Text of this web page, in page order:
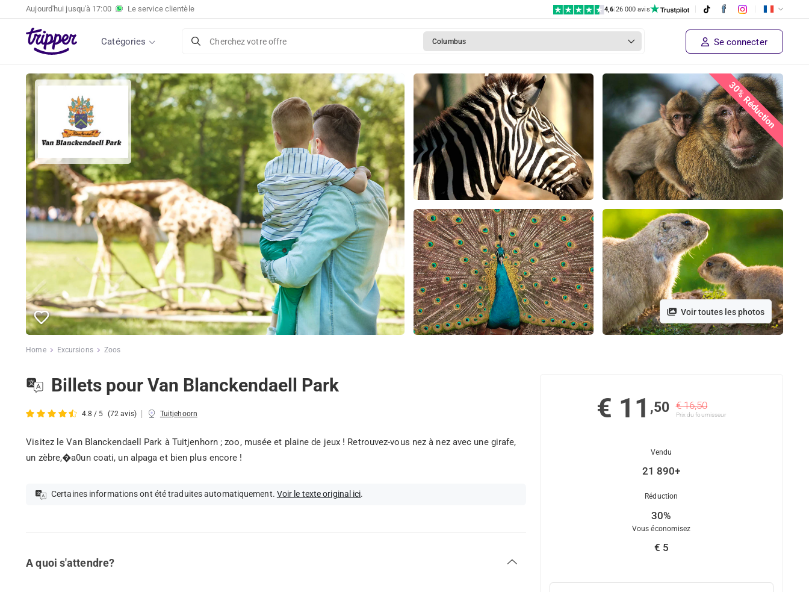
Aujourd'hui jusqu'à 17:00 Le service clientèle 4,6|26 000 avis
Catégories Cherchez votre offre Columbus Se connecter
30% Réduction
Voir toutes les photos
Home Excursions Zoos
Billets pour Van Blanckendaell Park
4.8 / 5 (72 avis) | Tuitjehoorn
Visitez le Van Blanckendaell Park à Tuitjenhorn ; zoo, musée et plaine de jeux ! Retrouvez-vous nez à nez avec une girafe,
un zèbre,�a0un coati, un alpaga et bien plus encore !
Certaines informations ont été traduites automatiquement. Voir le texte original ici.
A quoi s'attendre?
€ 11,50 € 16,50
Prix ​​du fournisseur
Vendu
21 890+
Réduction
30%
Vous économisez
€ 5